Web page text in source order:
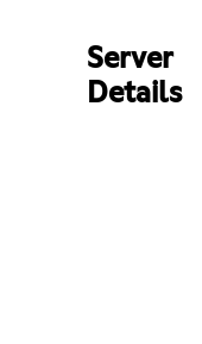
Server
Details